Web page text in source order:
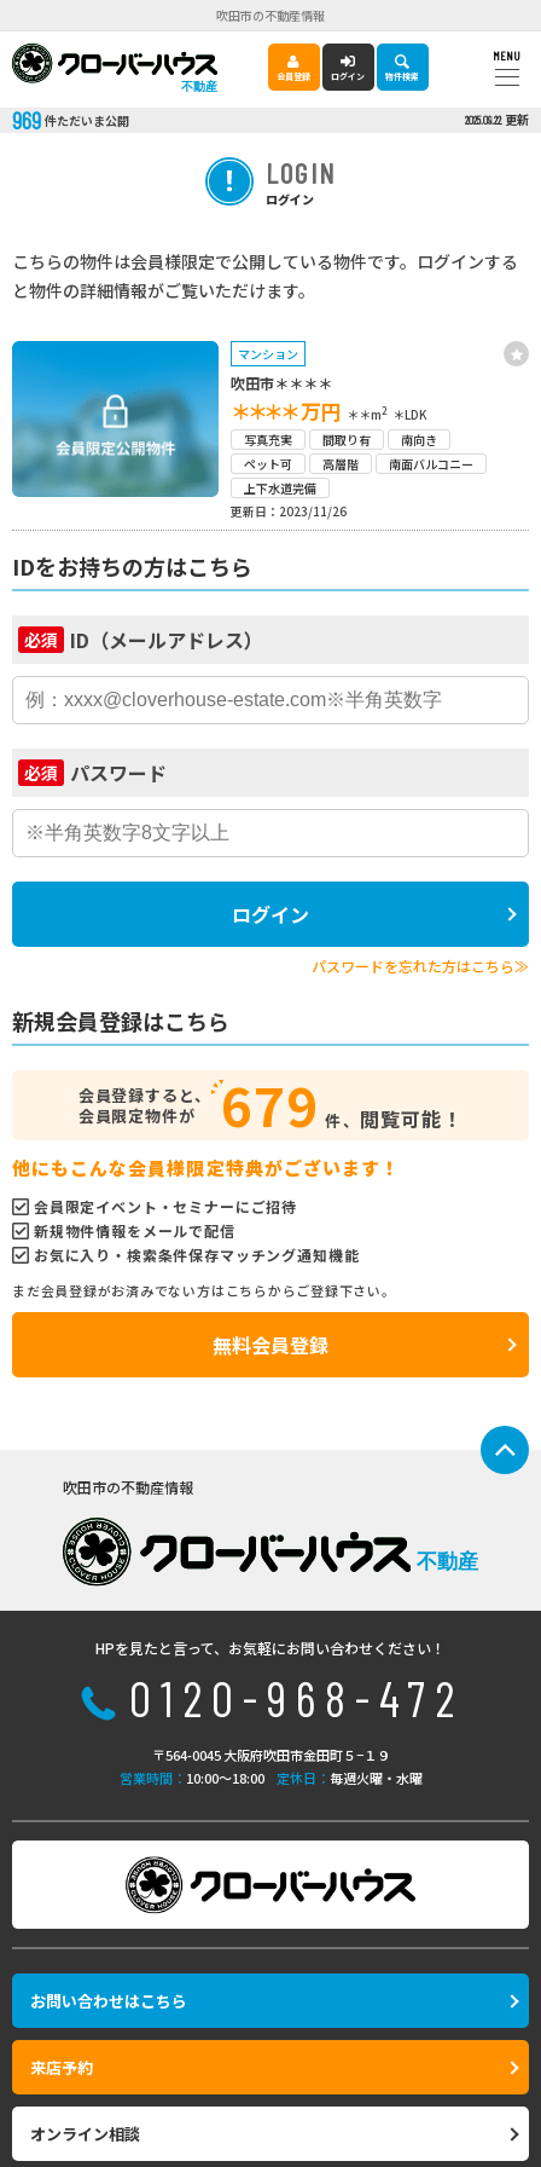
吹田市の不動産情報
不動産
会員登録 ログイン 物件検索
MENU
969 件ただいま公開 2025.09.22 更新
LOGIN
ログイン
こちらの物件は会員様限定で公開している物件です。ログインする
と物件の詳細情報がご覧いただけます。
マンション
吹田市＊＊＊＊
＊＊＊＊万円 ＊＊m2 ＊LDK
写真充実
間取り有
南向き
ペット可
高層階
南面バルコニー
上下水道完備
更新日：2023/11/26
IDをお持ちの方はこちら
必須 ID（メールアドレス）
必須 パスワード
ログイン
パスワードを忘れた方はこちら≫
新規会員登録はこちら
会員登録すると、
会員限定物件が
679 件、 閲覧可能！
他にもこんな会員様限定特典がございます！
会員限定イベント・セミナーにご招待
新規物件情報をメールで配信
お気に入り・検索条件保存マッチング通知機能
まだ会員登録がお済みでない方はこちらからご登録下さい。
無料会員登録
吹田市の不動産情報
不動産
HPを見たと言って、お気軽にお問い合わせください！
0120-968-472
〒564-0045 大阪府吹田市金田町５−１９
営業時間： 10:00〜18:00 定休日： 毎週火曜・水曜
お問い合わせはこちら
来店予約
オンライン相談